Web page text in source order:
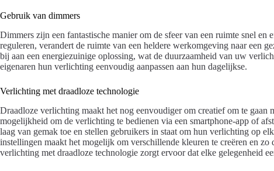
Gebruik van dimmers
Dimmers zijn een fantastische manier om de sfeer van een ruimte snel en
reguleren, verandert de ruimte van een heldere werkomgeving naar een
bij aan een energiezuinige oplossing, wat de duurzaamheid van uw
eigenaren hun verlichting eenvoudig aanpassen aan hun dagelijkse.
Verlichting met draadloze technologie
Draadloze verlichting maakt het nog eenvoudiger om creatief om te gaan
mogelijkheid om de verlichting te bedienen via een smartphone-app of
laag van gemak toe en stellen gebruikers in staat om hun verlichting op
instellingen maakt het mogelijk om verschillende kleuren te creëren en zo
verlichting met draadloze technologie zorgt ervoor dat elke gelegenheid